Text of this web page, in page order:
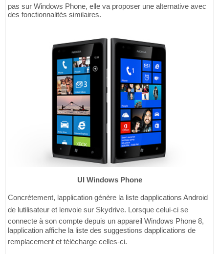
pas sur Windows Phone, elle va proposer une alternative avec
des fonctionnalités similaires.
UI Windows Phone
Concrètement, lapplication génère la liste dapplications Android
de lutilisateur et lenvoie sur Skydrive. Lorsque celui-ci se
connecte à son compte depuis un appareil Windows Phone 8,
lapplication affiche la liste des suggestions dapplications de
remplacement et télécharge celles-ci.